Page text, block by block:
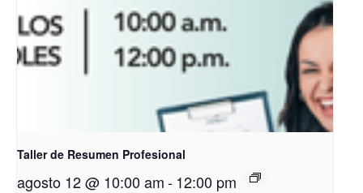
Taller de Resumen Profesional
agosto 12 @ 10:00 am-12:00 pm